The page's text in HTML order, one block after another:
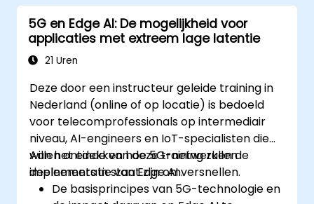
5G en Edge AI: De mogelijkheid voor
applicaties met extreem lage latentie
21 Uren
Deze door een instructeur geleide training in
Nederland (online of op locatie) is bedoeld
voor telecomprofessionals op intermediair
niveau, AI-engineers en IoT-specialisten die
willen ontdekken hoe 5G-netwerken de
implementatie van Edge AI versnellen.
Aan het einde van deze training zullen
deelnemers in staat zijn om:
De basisprincipes van 5G-technologie en